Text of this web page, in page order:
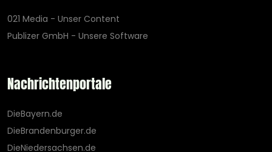
021 Media - Unser Content
Publizer GmbH - Unsere Software
Nachrichtenportale
DieBayern.de
DieBrandenburger.de
DieNiedersachsen.de